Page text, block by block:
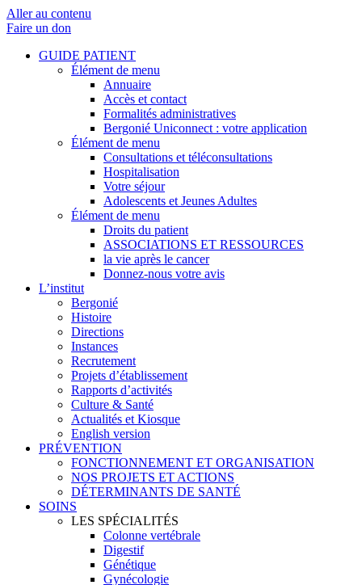
Aller au contenu
Faire un don
GUIDE PATIENT
Élément de menu
Annuaire
Accès et contact
Formalités administratives
Bergonié Uniconnect : votre application
Élément de menu
Consultations et téléconsultations
Hospitalisation
Votre séjour
Adolescents et Jeunes Adultes
Élément de menu
Droits du patient
ASSOCIATIONS ET RESSOURCES
la vie après le cancer
Donnez-nous votre avis
L’institut
Bergonié
Histoire
Directions
Instances
Recrutement
Projets d’établissement
Rapports d’activités
Culture & Santé
Actualités et Kiosque
English version
PRÉVENTION
FONCTIONNEMENT ET ORGANISATION
NOS PROJETS ET ACTIONS
DÉTERMINANTS DE SANTÉ
SOINS
LES SPÉCIALITÉS
Colonne vertébrale
Digestif
Génétique
Gynécologie